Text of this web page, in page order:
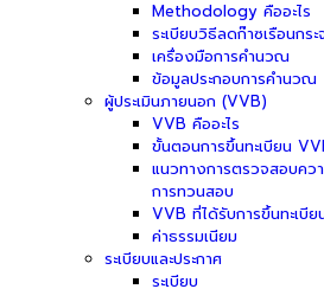
Methodology คืออะไร
ระเบียบวิธีลดก๊าซเรือนกระ
เครื่องมือการคำนวณ
ข้อมูลประกอบการคำนวณ
ผู้ประเมินภายนอก (VVB)
VVB คืออะไร
ขั้นตอนการขึ้นทะเบียน
แนวทางการตรวจสอบควา
การทวนสอบ
VVB ที่ได้รับการขึ้นทะเบีย
ค่าธรรมเนียม
ระเบียบและประกาศ
ระเบียบ